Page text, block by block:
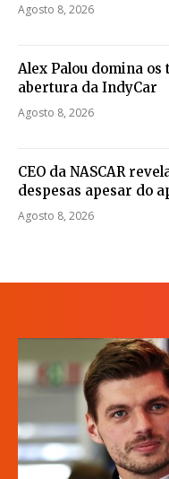
Agosto 8, 2026
Alex Palou domina
abertura da IndyCar
Agosto 8, 2026
CEO da NASCAR
despesas apesar do
Agosto 8, 2026